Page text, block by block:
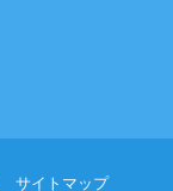
サイトマップ